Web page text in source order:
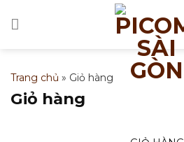
qua
Trang chủ » Giỏ hàng
Giỏ hàng